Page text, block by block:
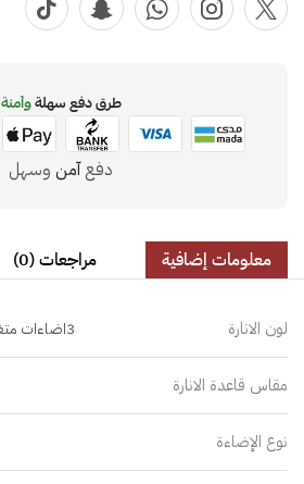
طرق دفع سهلةوآمنة
دفعآمن وسهل
معلومات إضافية مراجعات (0)
لون الانارة 3اضاءات متغيرة ( كريمي + اصفر + ابيض )
مقاس قاعدة الانارة
نوع الإضاءة